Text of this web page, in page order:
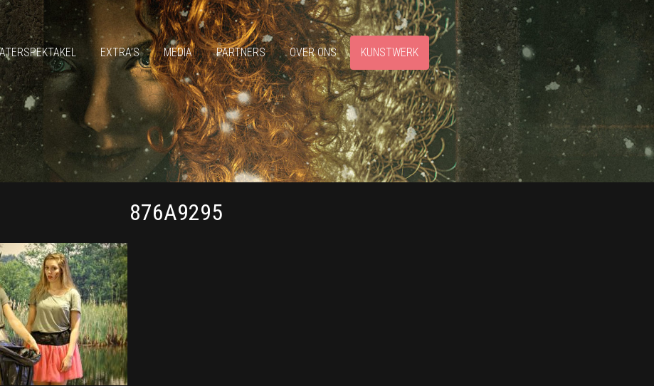
EXTRA’S MEDIA PARTNERS OVER ONS KUNSTWERK
876A9295